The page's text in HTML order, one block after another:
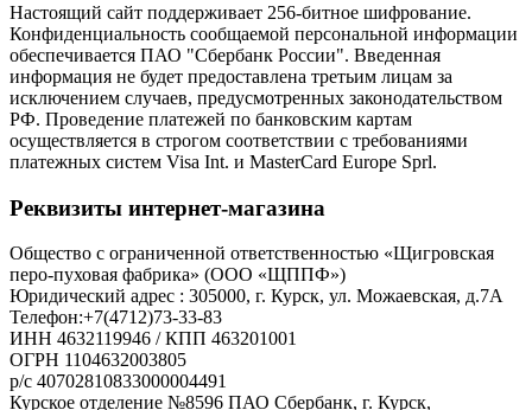
Настоящий сайт поддерживает 256-битное шифрование.
Конфиденциальность сообщаемой персональной информации
обеспечивается ПАО "Сбербанк России". Введенная
информация не будет предоставлена третьим лицам за
исключением случаев, предусмотренных законодательством
РФ. Проведение платежей по банковским картам
осуществляется в строгом соответствии с требованиями
платежных систем Visa Int. и MasterCard Europe Sprl.
Реквизиты интернет-магазина
Общество с ограниченной ответственностью «Щигровская
перо-пуховая фабрика» (ООО «ЩППФ»)
Юридический адрес : 305000, г. Курск, ул. Можаевская, д.7А
Телефон:+7(4712)73-33-83
ИНН 4632119946 / КПП 463201001
ОГРН 1104632003805
р/с 40702810833000004491
Курское отделение №8596 ПАО Сбербанк, г. Курск,